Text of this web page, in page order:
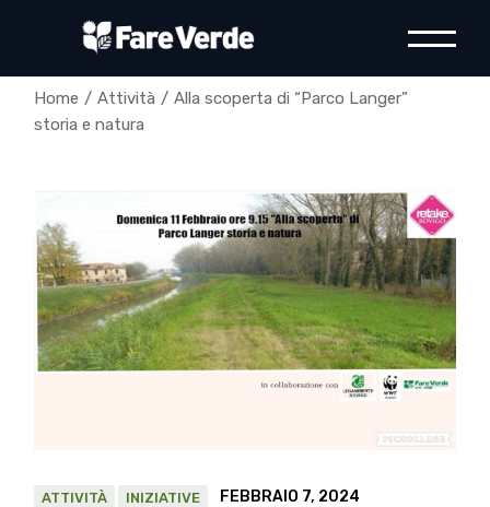
Home Attività
Alla scoperta di “Parco Langer”
storia e natura
ATTIVITÀ INIZIATIVE FEBBRAIO 7, 2024